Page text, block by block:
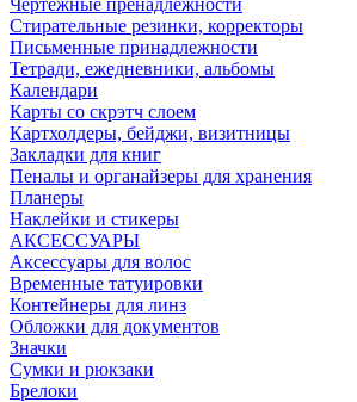
Чертежные пренадлежности
Стирательные резинки, корректоры
Письменные принадлежности
Тетради, ежедневники, альбомы
Календари
Карты со скрэтч слоем
Картхолдеры, бейджи, визитницы
Закладки для книг
Пеналы и органайзеры для хранения
Планеры
Наклейки и стикеры
АКСЕССУАРЫ
Аксессуары для волос
Временные татуировки
Контейнеры для линз
Обложки для документов
Значки
Сумки и рюкзаки
Брелоки